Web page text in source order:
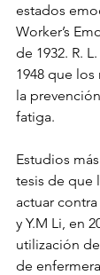
estados
Worker’s
de 1932. R.
1948 que
la
fatiga.
Estudios
tesis de que
actuar
y Y.M Li, en
utilización
de